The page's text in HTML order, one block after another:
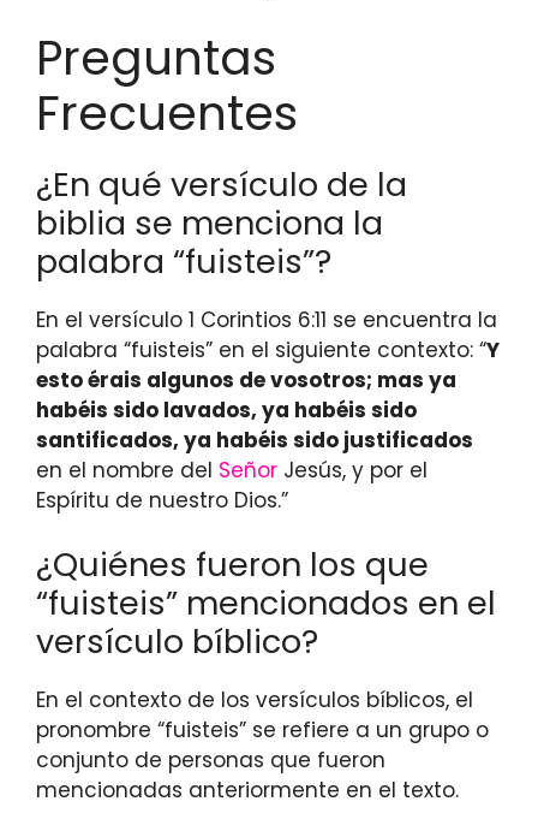
Preguntas
Frecuentes
¿En qué versículo de la
biblia se menciona la
palabra “fuisteis”?
En el versículo 1 Corintios 6:11 se encuentra la
palabra “fuisteis” en el siguiente contexto: “Y
esto érais algunos de vosotros; mas ya
habéis sido lavados, ya habéis sido
santificados, ya habéis sido justificados
en el nombre del Señor Jesús, y por el
Espíritu de nuestro Dios.”
¿Quiénes fueron los que
“fuisteis” mencionados en el
versículo bíblico?
En el contexto de los versículos bíblicos, el
pronombre “fuisteis” se refiere a un grupo o
conjunto de personas que fueron
mencionadas anteriormente en el texto.